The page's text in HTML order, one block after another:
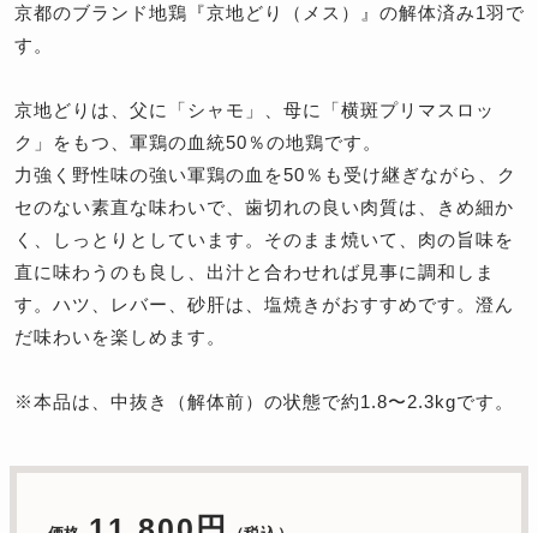
京都のブランド地鶏『京地どり（メス）』の解体済み1羽で
す。
京地どりは、父に「シャモ」、母に「横斑プリマスロッ
ク」をもつ、軍鶏の血統50％の地鶏です。
力強く野性味の強い軍鶏の血を50％も受け継ぎながら、ク
セのない素直な味わいで、歯切れの良い肉質は、きめ細か
く、しっとりとしています。そのまま焼いて、肉の旨味を
直に味わうのも良し、出汁と合わせれば見事に調和しま
す。ハツ、レバー、砂肝は、塩焼きがおすすめです。澄ん
だ味わいを楽しめます。
※本品は、中抜き（解体前）の状態で約1.8〜2.3kgです。